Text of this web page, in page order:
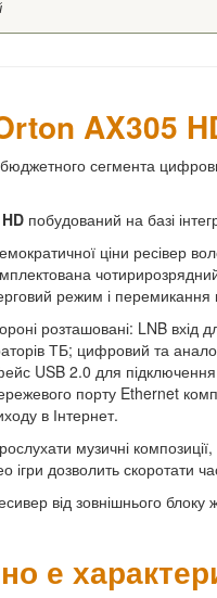
AX305
сегмента
побудований на базі
ціни ресівер
режим і перемикання
розташовані: LNB вхід
ТБ; цифровий та
USB 2.0 для підключення
порту Ethernet
в Інтернет.
музичні
ігри дозволить скоротати
від зовнішнього
е